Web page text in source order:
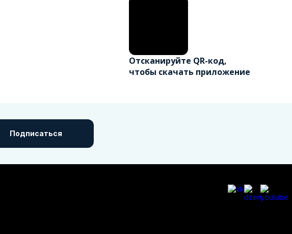
Отсканируйте QR-код,
чтобы скачать приложение
Подписаться